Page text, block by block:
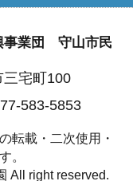
事業団 守山市民
宅町100
583-5853
転載・二次使用・
。
All right reserved.